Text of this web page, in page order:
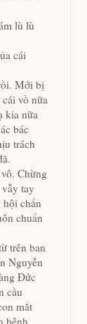
lù lù
cái
Mới bị
vồ nữa
kia nữa
bác
trách
Chừng
tay
chẩn
chuẩn
trên ban
Nguyễn
Đức
cầu
mắt